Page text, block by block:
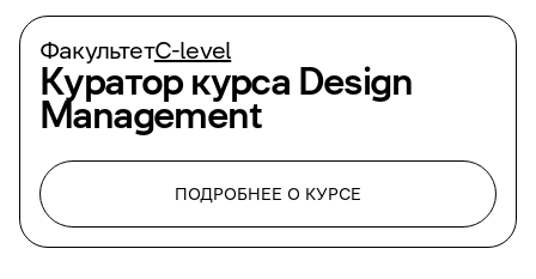
ФакультетС-level
Куратор курса Design
Management
ПОДРОБНЕЕ О КУРСЕ